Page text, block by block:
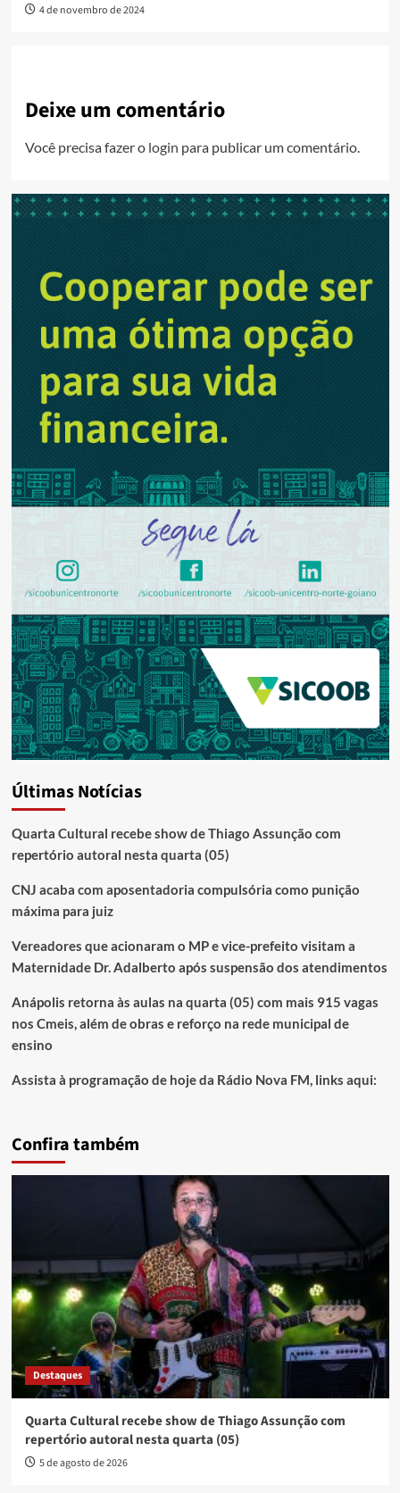
4 de novembro de 2024
Deixe um comentário
Você precisa fazer o login para publicar um comentário.
Últimas Notícias
Quarta Cultural recebe show de Thiago Assunção com
repertório autoral nesta quarta (05)
CNJ acaba com aposentadoria compulsória como punição
máxima para juiz
Vereadores que acionaram o MP e vice-prefeito visitam a
Maternidade Dr. Adalberto após suspensão dos atendimentos
Anápolis retorna às aulas na quarta (05) com mais 915 vagas
nos Cmeis, além de obras e reforço na rede municipal de
ensino
Assista à programação de hoje da Rádio Nova FM, links aqui:
Confira também
Destaques
Quarta Cultural recebe show de Thiago Assunção com
repertório autoral nesta quarta (05)
5 de agosto de 2026